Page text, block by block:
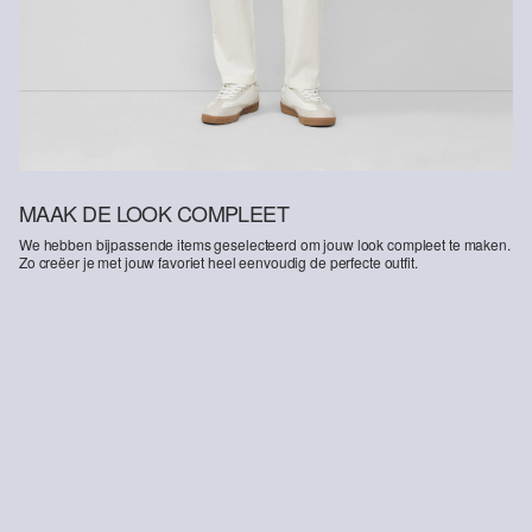
MAAK DE LOOK COMPLEET
We hebben bijpassende items geselecteerd om jouw look compleet te maken.
Zo creëer je met jouw favoriet heel eenvoudig de perfecte outfit.